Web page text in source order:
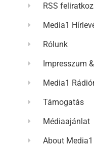
RSS
Media1
Rólunk
Impresszum
Media1
Támogatás
Médiaajánlat
About Media1